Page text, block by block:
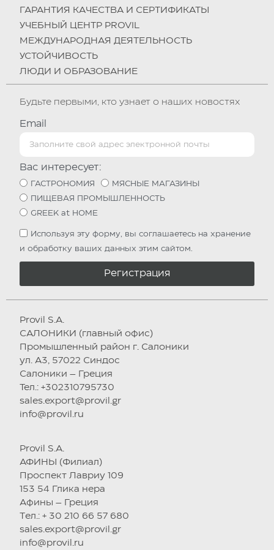
ГАРАНТИЯ КАЧЕСТВА И СЕРТИФИКАТЫ
УЧЕБНЫЙ ЦЕНТР PROVIL
МЕЖДУНАРОДНАЯ ДЕЯТЕЛЬНОСТЬ
УСТОЙЧИВОСТЬ
ЛЮДИ И ОБРАЗОВАНИЕ
Будьте первыми, кто узнает о наших новостях
Email
Вас интересует:
ГАСТРОНОМИЯ
МЯСНЫЕ МАГАЗИНЫ
ПИЩЕВАЯ ПРОМЫШЛЕННОСТЬ
GREEK at HOME
Используя эту форму, вы соглашаетесь на хранение
и обработку ваших данных этим сайтом.
Регистрация
Provil S.A.
САЛОНИКИ (главный офис)
Промышленный район г. Салоники
ул. А3, 57022 Синдос
Салоники – Греция
Тел.: +302310795730
sales.export@provil.gr
info@provil.ru
Provil S.A.
АФИНЫ (Филиал)
Проспект Лавриу 109
153 54 Глика нера
Афины – Греция
Tел.: + 30 210 66 57 680
sales.export@provil.gr
info@provil.ru